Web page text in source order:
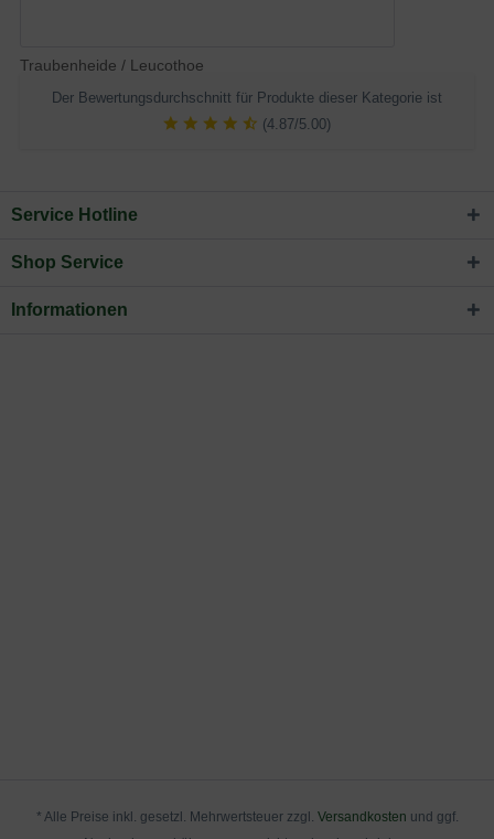
Traubenheide / Leucothoe
Der Bewertungsdurchschnitt für Produkte dieser Kategorie ist
(4.87/5.00)
Service Hotline
Shop Service
Informationen
* Alle Preise inkl. gesetzl. Mehrwertsteuer zzgl. Versandkosten und ggf.